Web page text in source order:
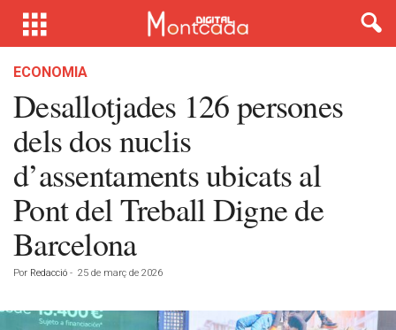
ECONOMIA
Desallotjades 126 persones
dels dos nuclis
d’assentaments ubicats al
Pont del Treball Digne de
Barcelona
Por Redacció - 25 de març de 2026